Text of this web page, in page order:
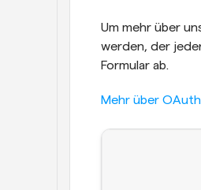
Um mehr über
werden, der
Formular ab.
Mehr über